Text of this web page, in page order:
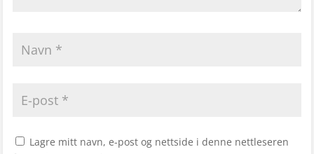
Lagre mitt navn, e-post og nettside i denne nettleseren